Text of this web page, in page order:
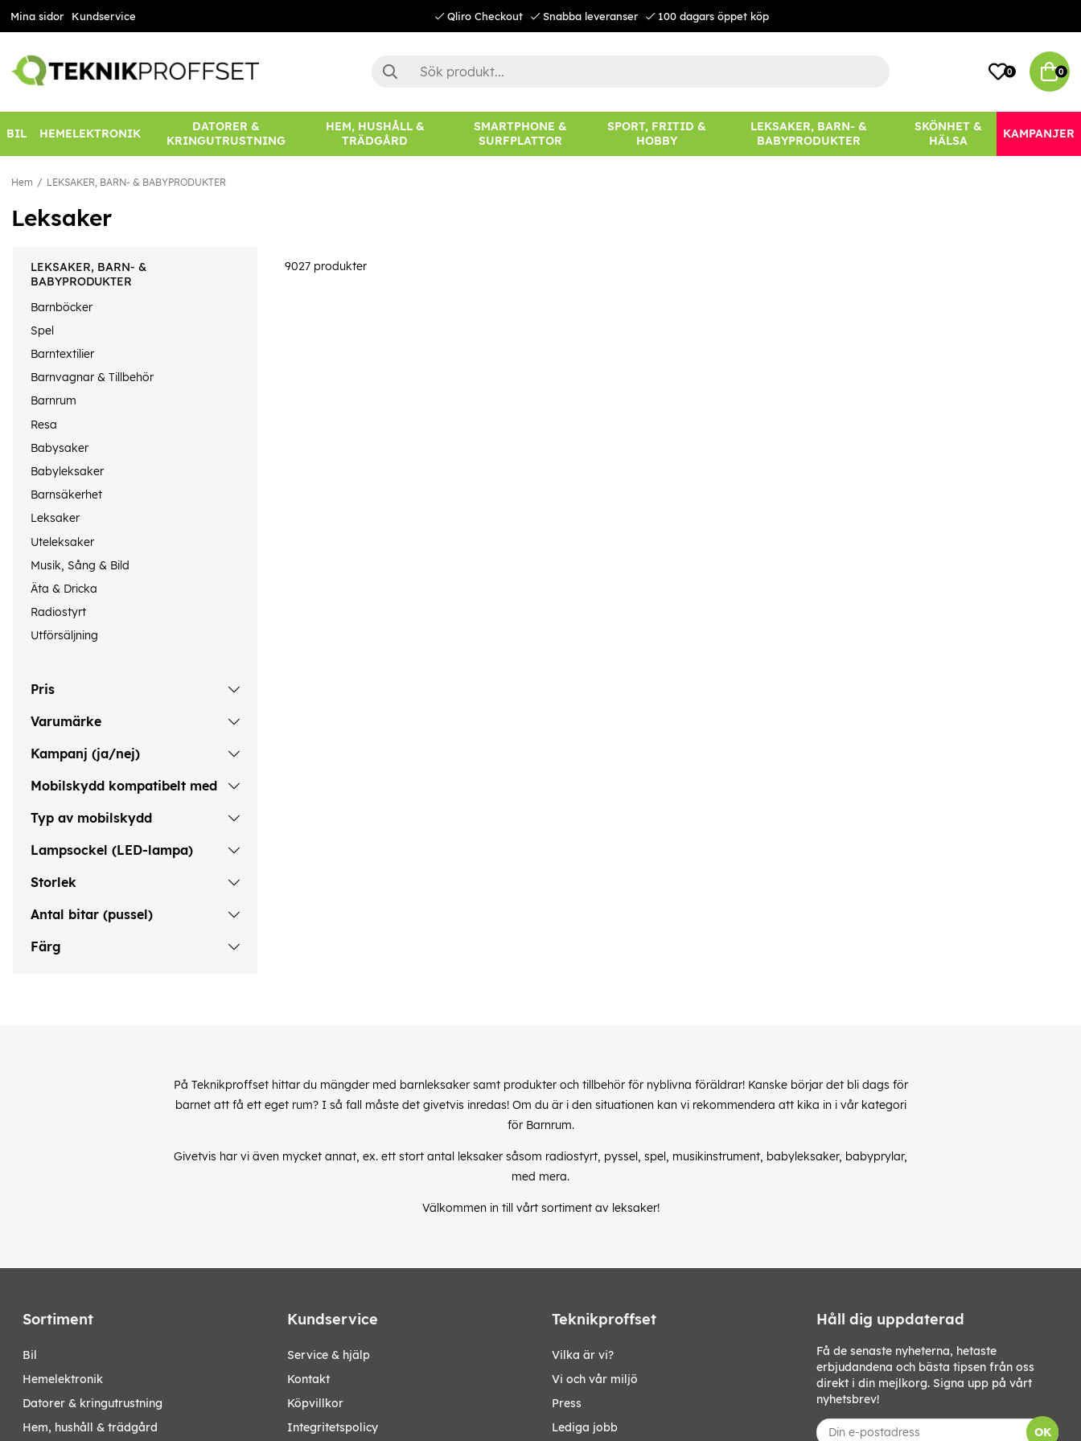
Mina sidor Kundservice Qliro Checkout Snabba leveranser 100 dagars öppet köp
0 0
BIL HEMELEKTRONIK
DATORER &
KRINGUTRUSTNING
HEM, HUSHÅLL &
TRÄDGÅRD
SMARTPHONE &
SURFPLATTOR
SPORT, FRITID &
HOBBY
LEKSAKER, BARN- &
BABYPRODUKTER
SKÖNHET &
HÄLSA
KAMPANJER
Hem LEKSAKER, BARN- & BABYPRODUKTER
Leksaker
LEKSAKER, BARN- &
BABYPRODUKTER
Barnböcker
Spel
Barntextilier
Barnvagnar & Tillbehör
Barnrum
Resa
Babysaker
Babyleksaker
Barnsäkerhet
Leksaker
Uteleksaker
Musik, Sång & Bild
Äta & Dricka
Radiostyrt
Utförsäljning
Pris
Varumärke
Kampanj (ja/nej)
Mobilskydd kompatibelt med
Typ av mobilskydd
Lampsockel (LED-lampa)
Storlek
Antal bitar (pussel)
Färg
9027 produkter
På Teknikproffset hittar du mängder med barnleksaker samt produkter och tillbehör för nyblivna föräldrar! Kanske börjar det bli dags för
barnet att få ett eget rum? I så fall måste det givetvis inredas! Om du är i den situationen kan vi rekommendera att kika in i vår kategori
för Barnrum.
Givetvis har vi även mycket annat, ex. ett stort antal leksaker såsom radiostyrt, pyssel, spel, musikinstrument, babyleksaker, babyprylar,
med mera.
Välkommen in till vårt sortiment av leksaker!
Sortiment
bil
hemelektronik
datorer & kringutrustning
hem, hushåll & trädgård
Kundservice
Service & hjälp
Kontakt
Köpvillkor
Integritetspolicy
Teknikproffset
Vilka är vi?
Vi och vår miljö
Press
Lediga jobb
Håll dig uppdaterad
Få de senaste nyheterna, hetaste
erbjudandena och bästa tipsen från oss
direkt i din mejlkorg. Signa upp på vårt
nyhetsbrev!
OK